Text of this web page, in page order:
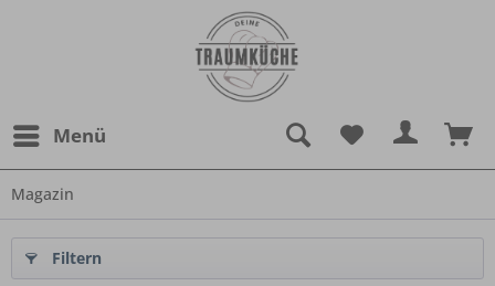
Menü
Magazin
Filtern